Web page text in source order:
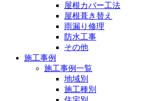
屋根カバー工法
屋根葺き替え
雨漏り修理
防水工事
その他
施工事例
施工事例一覧
地域別
施工種別